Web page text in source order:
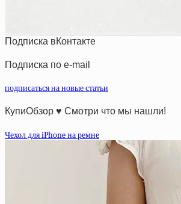
Подписка вКонтакте
Подписка по e-mail
подписаться на новые статьи
КупиОбзор ♥ Смотри что мы нашли!
Чехол для iPhone на ремне